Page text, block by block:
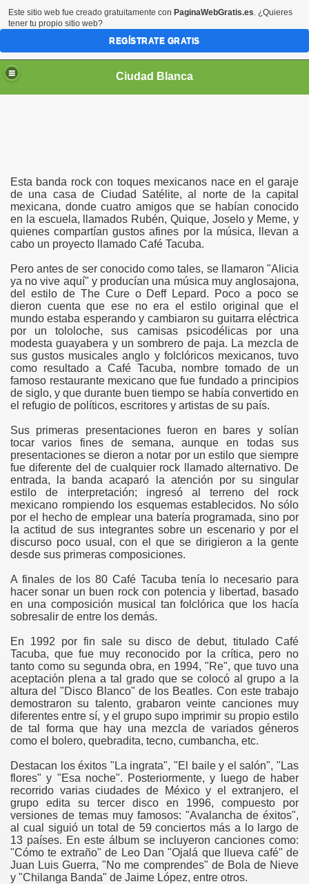
Ciudad Blanca
Esta banda rock con toques mexicanos nace en el garaje
de una casa de Ciudad Satélite, al norte de la capital
mexicana, donde cuatro amigos que se habían conocido
en la escuela, llamados Rubén, Quique, Joselo y Meme, y
quienes compartían gustos afines por la música, llevan a
cabo un proyecto llamado Café Tacuba.
Pero antes de ser conocido como tales, se llamaron "Alicia
ya no vive aquí" y producían una música muy anglosajona,
del estilo de The Cure o Deff Lepard. Poco a poco se
dieron cuenta que ese no era el estilo original que el
mundo estaba esperando y cambiaron su guitarra eléctrica
por un tololoche, sus camisas psicodélicas por una
modesta guayabera y un sombrero de paja. La mezcla de
sus gustos musicales anglo y folclóricos mexicanos, tuvo
como resultado a Café Tacuba, nombre tomado de un
famoso restaurante mexicano que fue fundado a principios
de siglo, y que durante buen tiempo se había convertido en
el refugio de políticos, escritores y artistas de su país.
Sus primeras presentaciones fueron en bares y solían
tocar varios fines de semana, aunque en todas sus
presentaciones se dieron a notar por un estilo que siempre
fue diferente del de cualquier rock llamado alternativo. De
entrada, la banda acaparó la atención por su singular
estilo de interpretación; ingresó al terreno del rock
mexicano rompiendo los esquemas establecidos. No sólo
por el hecho de emplear una batería programada, sino por
la actitud de sus integrantes sobre un escenario y por el
discurso poco usual, con el que se dirigieron a la gente
desde sus primeras composiciones.
A finales de los 80 Café Tacuba tenía lo necesario para
hacer sonar un buen rock con potencia y libertad, basado
en una composición musical tan folclórica que los hacía
sobresalir de entre los demás.
En 1992 por fin sale su disco de debut, titulado Café
Tacuba, que fue muy reconocido por la crítica, pero no
tanto como su segunda obra, en 1994, "Re", que tuvo una
aceptación plena a tal grado que se colocó al grupo a la
altura del "Disco Blanco" de los Beatles. Con este trabajo
demostraron su talento, grabaron veinte canciones muy
diferentes entre sí, y el grupo supo imprimir su propio estilo
de tal forma que hay una mezcla de variados géneros
como el bolero, quebradita, tecno, cumbancha, etc.
Destacan los éxitos "La ingrata", "El baile y el salón", "Las
flores" y "Esa noche". Posteriormente, y luego de haber
recorrido varias ciudades de México y el extranjero, el
grupo edita su tercer disco en 1996, compuesto por
versiones de temas muy famosos: "Avalancha de éxitos",
al cual siguió un total de 59 conciertos más a lo largo de
13 países. En este álbum se incluyeron canciones como:
"Cómo te extraño" de Leo Dan "Ojalá que llueva café" de
Juan Luis Guerra, "No me comprendes" de Bola de Nieve
y "Chilanga Banda" de Jaime López, entre otros.
Este sitio web fue creado gratuitamente con PaginaWebGratis.es. ¿Quieres
tener tu propio sitio web?
REGÍSTRATE GRATIS